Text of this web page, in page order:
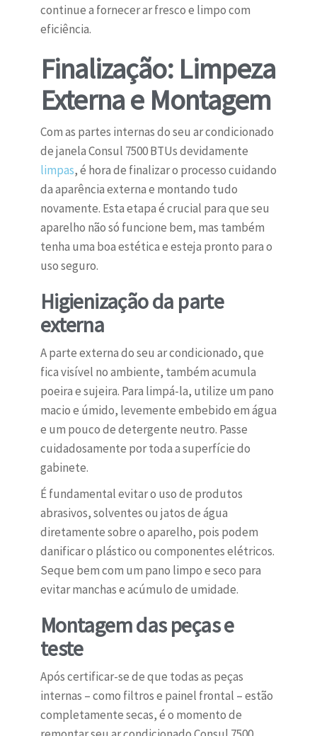
continue a fornecer ar fresco e limpo com
eficiência.
Finalização: Limpeza
Externa e Montagem
Com as partes internas do seu ar condicionado
de janela Consul 7500 BTUs devidamente
limpas, é hora de finalizar o processo cuidando
da aparência externa e montando tudo
novamente. Esta etapa é crucial para que seu
aparelho não só funcione bem, mas também
tenha uma boa estética e esteja pronto para o
uso seguro.
Higienização da parte
externa
A parte externa do seu ar condicionado, que
fica visível no ambiente, também acumula
poeira e sujeira. Para limpá-la, utilize um pano
macio e úmido, levemente embebido em água
e um pouco de detergente neutro. Passe
cuidadosamente por toda a superfície do
gabinete.
É fundamental evitar o uso de produtos
abrasivos, solventes ou jatos de água
diretamente sobre o aparelho, pois podem
danificar o plástico ou componentes elétricos.
Seque bem com um pano limpo e seco para
evitar manchas e acúmulo de umidade.
Montagem das peças e
teste
Após certificar-se de que todas as peças
internas – como filtros e painel frontal – estão
completamente secas, é o momento de